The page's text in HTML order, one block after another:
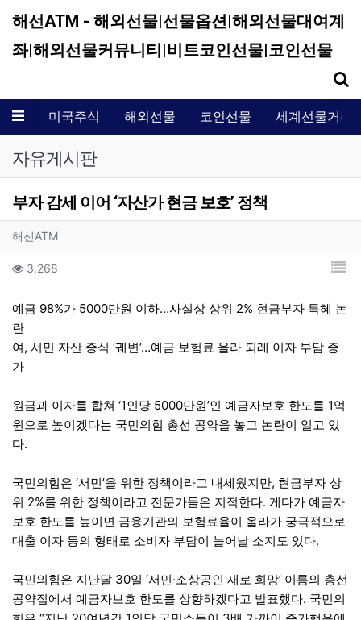
해선ATM - 해외선물|선물옵션|해외선물대여계
좌|해외선물커뮤니티|비트코인선물|코인선물
메뉴 미국주식 해외선물 코인선물 세계선물거래
자유게시판
부자 감세 이어 ‘자산가 현금 보호’ 정책
작성자 정보
해선ATM작성
컨텐츠 정보
3,268 목
본문
예금 98%가 5000만원 이하…사실상 상위 2% 현금부자 특혜 논
란
여, 서민 자산 증식 ‘궤변’…예금 보험료 올라 되레 이자 부담 증
가
원금과 이자를 합쳐 ‘1인당 5000만원’인 예금자보호 한도를 1억
원으로 높이겠다는 국민의힘 총선 공약을 놓고 논란이 일고 있
다.
국민의힘은 ‘서민’을 위한 정책이라고 내세웠지만, 현금부자 상
위 2%를 위한 정책이라고 전문가들은 지적한다. 게다가 예금자
보호 한도를 높이면 금융기관의 보험료율이 올라가 궁극적으로
대출 이자 등의 형태로 소비자 부담이 늘어날 소지도 있다.
국민의힘은 지난달 30일 ‘서민·소상공인 새로 희망’ 이름의 총선
공약집에서 예금자보호 한도를 상향하겠다고 발표했다. 국민의